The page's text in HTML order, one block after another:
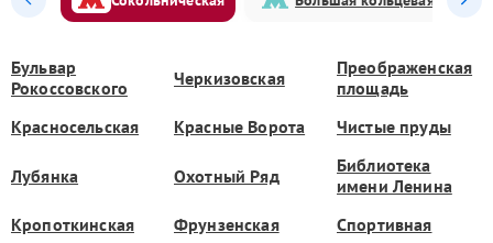
Бульвар
Рокоссовского
Черкизовская
Преображенская
площадь
Красносельская
Красные Ворота Чистые пруды
Лубянка Охотный Ряд
Библиотека
имени Ленина
Кропоткинская
Фрунзенская
Спортивная